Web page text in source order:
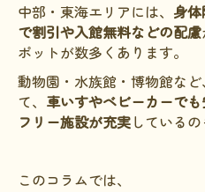
難病の日
病気と生きる広場
インタビュー一覧
医療従事者へのインタビュー
中部・東海エリアには、 身
で割引や入館無料などの配慮
ポットが数多くあります。
動物園・水族館・博物館な
て、 車いすやベビーカーで
フリー施設が充実しているの
このコラムでは、